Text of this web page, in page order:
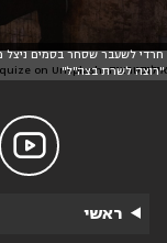
חרדי לשעבר שסחר בסמים ניצל
"רוצה לשרת בצה"ל"
אילוסטרציה: Thomas Marquize on Unsplash

ראשי